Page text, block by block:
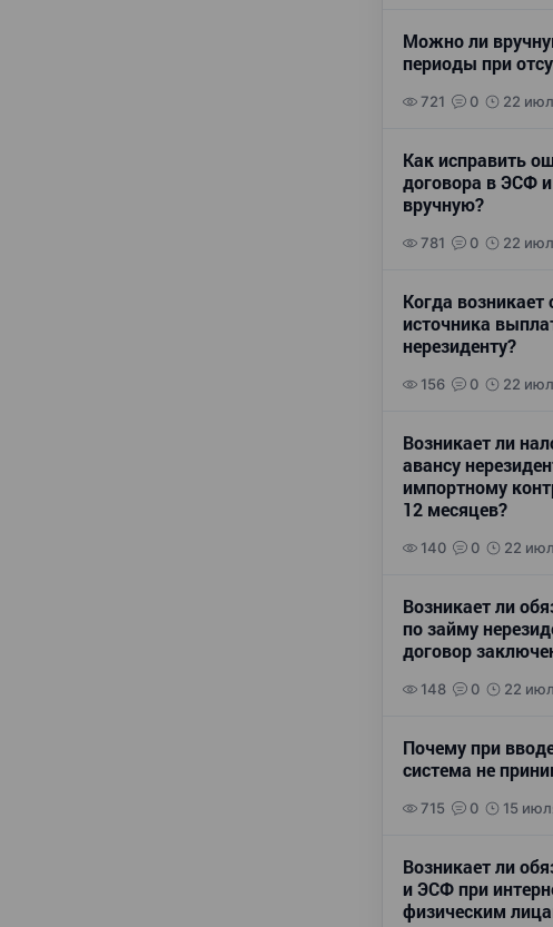
Можно ли
периоды при
721 0 22
Как исправить
договора в ЭСФ
вручную?
781 0 22
Когда
источника
нерезиденту?
156 0 22
Возникает ли
авансу
импортному
12 месяцев?
140 0 22
Возникает ли
по займу
договор
148 0 22
Почему при
система не
715 0 15
Возникает ли
и ЭСФ при
физическим